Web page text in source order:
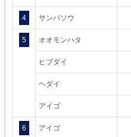
4 サンバソウ
5 オオモンハタ
ヒブダイ
ヘダイ
アイゴ
6 アイゴ